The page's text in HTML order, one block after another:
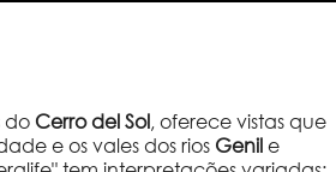
do Cerro del Sol, oferece vistas que
e os vales dos rios Genile